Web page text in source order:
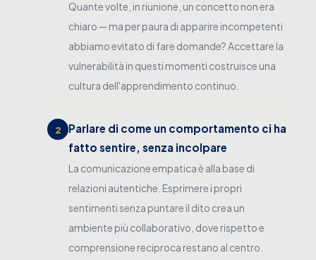
Quante volte, in riunione, un concetto non era
chiaro — ma per paura di apparire incompetenti
abbiamo evitato di fare domande? Accettare la
vulnerabilità in questi momenti costruisce una
cultura dell'apprendimento continuo.
2
Parlare di come un comportamento ci ha
fatto sentire, senza incolpare
La comunicazione empatica è alla base di
relazioni autentiche. Esprimere i propri
sentimenti senza puntare il dito crea un
ambiente più collaborativo, dove rispetto e
comprensione reciproca restano al centro.